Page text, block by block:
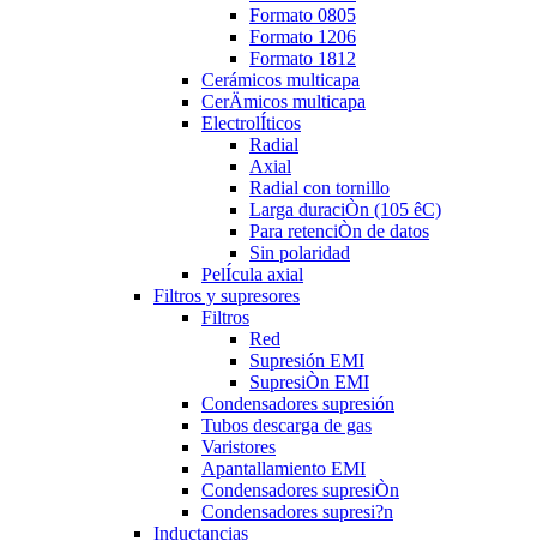
Formato 0805
Formato 1206
Formato 1812
Cerámicos multicapa
CerÄmicos multicapa
ElectrolÍticos
Radial
Axial
Radial con tornillo
Larga duraciÒn (105 êC)
Para retenciÒn de datos
Sin polaridad
PelÍcula axial
Filtros y supresores
Filtros
Red
Supresión EMI
SupresiÒn EMI
Condensadores supresión
Tubos descarga de gas
Varistores
Apantallamiento EMI
Condensadores supresiÒn
Condensadores supresi?n
Inductancias